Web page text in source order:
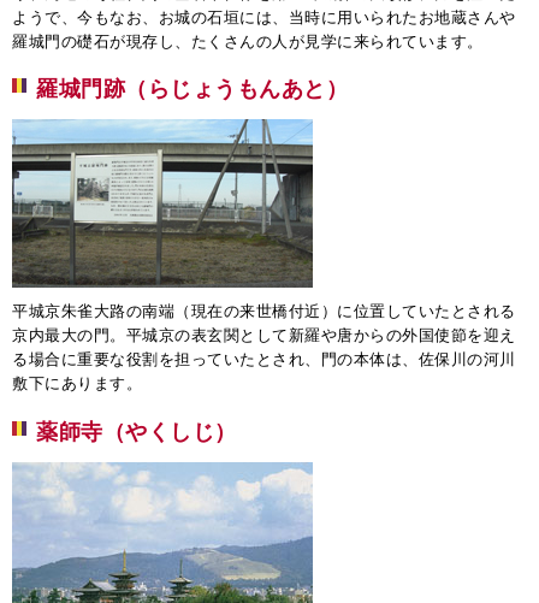
ようで、今もなお、お城の石垣には、当時に用いられたお地蔵さんや
羅城門の礎石が現存し、たくさんの人が見学に来られています。
羅城門跡（らじょうもんあと）
平城京朱雀大路の南端（現在の来世橋付近）に位置していたとされる
京内最大の門。平城京の表玄関として新羅や唐からの外国使節を迎え
る場合に重要な役割を担っていたとされ、門の本体は、佐保川の河川
敷下にあります。
薬師寺（やくしじ）